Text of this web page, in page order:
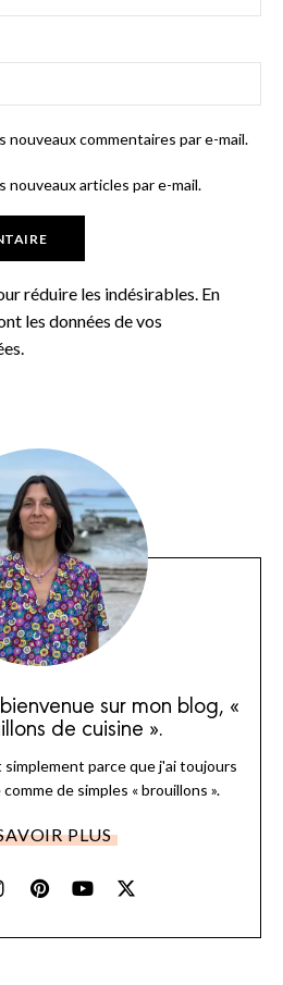
nouveaux commentaires par e-mail.
nouveaux articles par e-mail.
réduire les indésirables. En
les données de vos
.
sur mon blog, «
de cuisine ».
simplement parce que j'ai toujours
de simples « brouillons ».
PLUS